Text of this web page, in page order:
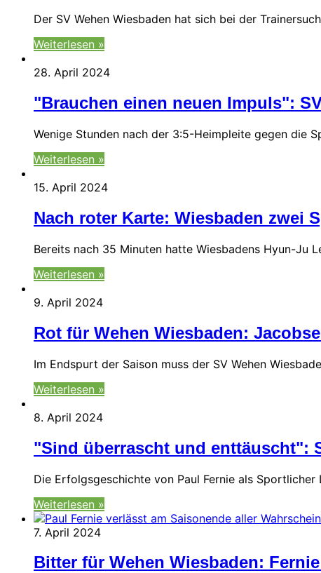
Der SV Wehen Wiesbaden hat sich bei der
Weiterlesen »
28. April 2024
"Brauchen einen neuen Impuls":
Wenige Stunden nach der 3:5-Heimpleite gegen die
Weiterlesen »
15. April 2024
Nach roter Karte: Wiesbaden zwei
Bereits nach 35 Minuten hatte Wiesbadens Hyun-Ju
Weiterlesen »
9. April 2024
Rot für Wehen Wiesbaden:
Im Endspurt der Saison muss der SV Wehen
Weiterlesen »
8. April 2024
"Sind überrascht und enttäuscht":
Die Erfolgsgeschichte von Paul Fernie als
Weiterlesen »
7. April 2024
Bitter für Wehen Wiesbaden: